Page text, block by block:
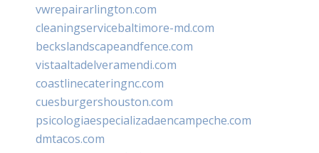
vwrepairarlington.com
cleaningservicebaltimore-md.com
beckslandscapeandfence.com
vistaaltadelveramendi.com
coastlinecateringnc.com
cuesburgershouston.com
psicologiaespecializadaencampeche.com
dmtacos.com